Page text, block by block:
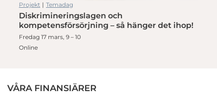
Projekt | Temadag
Diskrimineringslagen och
kompetensförsörjning – så hänger det ihop!
Fredag 17 mars, 9 – 10
Online
VÅRA FINANSIÄRER